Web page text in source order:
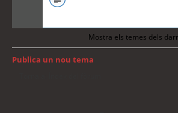
Mostra els temes dels
Publica un nou tema